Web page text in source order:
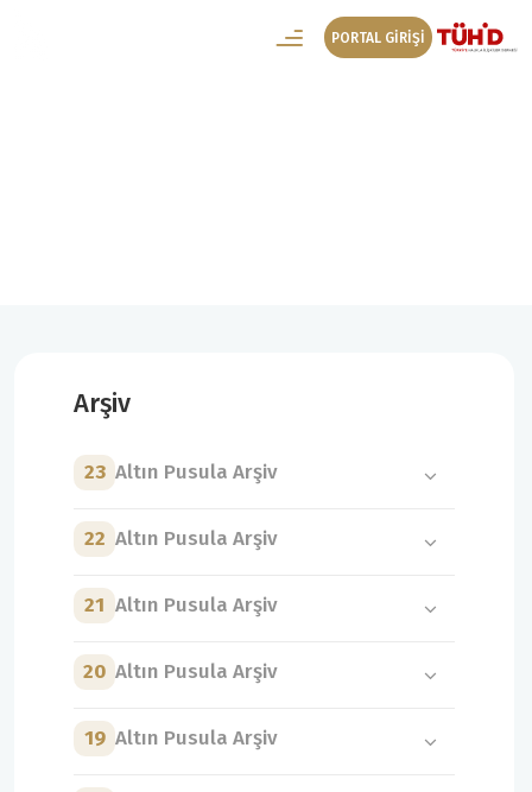
PORTAL GİRİŞİ
Arşiv
23 Altın Pusula Arşiv
22 Altın Pusula Arşiv
21 Altın Pusula Arşiv
20 Altın Pusula Arşiv
19 Altın Pusula Arşiv